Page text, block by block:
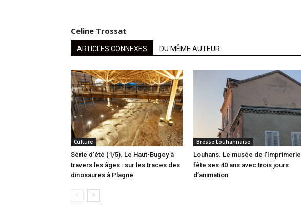
Celine Trossat
ARTICLES CONNEXES DU MÊME AUTEUR
Culture
Série d’été (1/5). Le Haut-Bugey à
travers les âges : sur les traces des
dinosaures à Plagne
Bresse Louhannaise
Louhans. Le musée de l’Imprimerie
fête ses 40 ans avec trois jours
d’animation